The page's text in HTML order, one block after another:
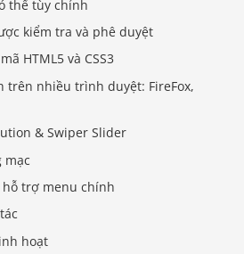
thể tùy chỉnh
kiểm tra và phê duyệt
HTML5 và CSS3
trên nhiều trình duyệt: FireFox,
& Swiper Slider
mạc
trợ menu chính
hoạt